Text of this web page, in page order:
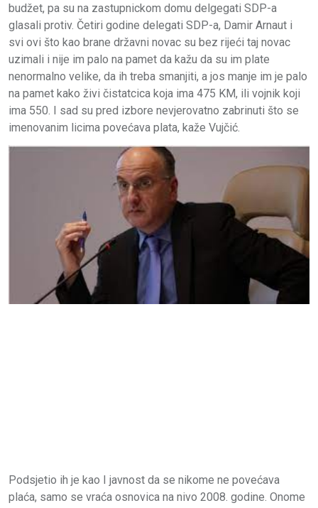
budžet, pa su na zastupnickom domu delgegati SDP-a
glasali protiv. Četiri godine delegati SDP-a, Damir Arnaut i
svi ovi što kao brane državni novac su bez rijeći taj novac
uzimali i nije im palo na pamet da kažu da su im plate
nenormalno velike, da ih treba smanjiti, a jos manje im je palo
na pamet kako živi čistatcica koja ima 475 KM, ili vojnik koji
ima 550. I sad su pred izbore nevjerovatno zabrinuti što se
imenovanim licima povećava plata, kaže Vujčić.
Podsjetio ih je kao I javnost da se nikome ne povećava
plaća, samo se vraća osnovica na nivo 2008. godine. Onome